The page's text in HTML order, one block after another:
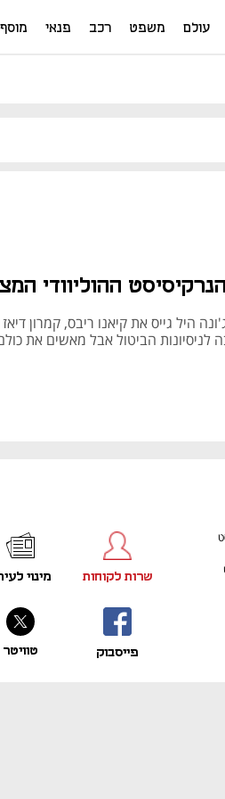
עולם משפט רכב פנאי מוסף
ההוליוודי
היל גייס את קיאנו ריבס, קמרון דיאז
לניסיונות הביטול אבל מאשים את
פייסבוק
שרות לקוחות
טוויטר
מינוי